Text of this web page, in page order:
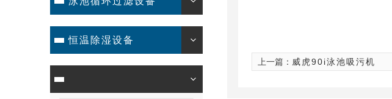
恒温除湿设备
上一篇： 威虎90i泳池吸污机